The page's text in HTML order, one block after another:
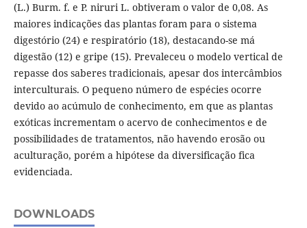
(L.) Burm. f. e P. niruri L. obtiveram o valor de 0,08. As
maiores indicações das plantas foram para o sistema
digestório (24) e respiratório (18), destacando-se má
digestão (12) e gripe (15). Prevaleceu o modelo vertical de
repasse dos saberes tradicionais, apesar dos intercâmbios
interculturais. O pequeno número de espécies ocorre
devido ao acúmulo de conhecimento, em que as plantas
exóticas incrementam o acervo de conhecimentos e de
possibilidades de tratamentos, não havendo erosão ou
aculturação, porém a hipótese da diversificação fica
evidenciada.
DOWNLOADS